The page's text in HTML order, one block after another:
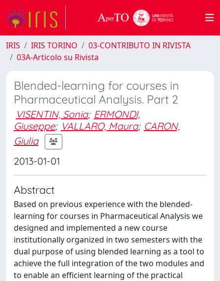
IRIS IRIS TORINO
03-CONTRIBUTO IN RIVISTA
03A-Articolo su Rivista
Blended-learning for courses in
Pharmaceutical Analysis. Part 2
VISENTIN, Sonia; ERMONDI,
Giuseppe; VALLARO, Maura; CARON,
Giulia
2013-01-01
Abstract
Based on previous experience with the blended-
learning for courses in Pharmaceutical Analysis we
designed and implemented a new course
institutionally organized in two semesters with the
dual purpose of using blended learning as a tool to
achieve the full integration of the two modules and
to enable an efficient learning of the practical